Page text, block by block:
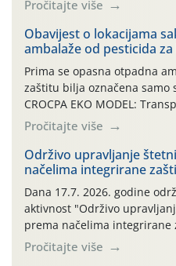
rujnu 2016. godine na
gospodarski važne štete.
dobro poznatoj vinskoj
Pročitajte više
Obavijest o lokacijama
ambalaže od pesticida
Prima se opasna otpadna
zaštitu bilja označena
CROCPA EKO MODEL:
ambalaža drugih proizvoda
bilja (npr. ambalaža od
prihvaća. Korisnicima je
prazne ambalaže isključivo
AGRONOM, ALBAUGH TKI*
Pročitajte više
Održivo upravljanje
načelima integrirane
Dana 17.7. 2026. godine
aktivnost "Održivo
prema načelima
na pokusnom polju
parcela ID 2445031)
Pročitajte više